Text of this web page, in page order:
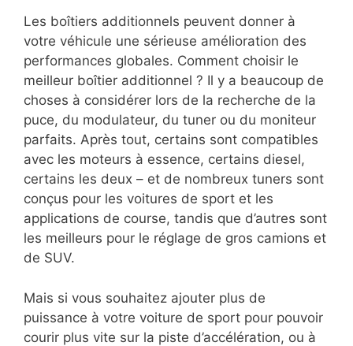
Les boîtiers additionnels peuvent donner à
votre véhicule une sérieuse amélioration des
performances globales. Comment choisir le
meilleur boîtier additionnel ? Il y a beaucoup de
choses à considérer lors de la recherche de la
puce, du modulateur, du tuner ou du moniteur
parfaits. Après tout, certains sont compatibles
avec les moteurs à essence, certains diesel,
certains les deux – et de nombreux tuners sont
conçus pour les voitures de sport et les
applications de course, tandis que d’autres sont
les meilleurs pour le réglage de gros camions et
de SUV.
Mais si vous souhaitez ajouter plus de
puissance à votre voiture de sport pour pouvoir
courir plus vite sur la piste d’accélération, ou à